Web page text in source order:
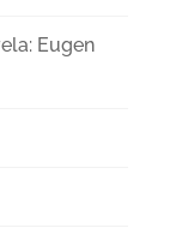
Eugen